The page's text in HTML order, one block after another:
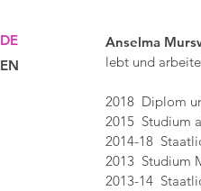
Anselma
lebt und
2018 Diplom
2015 Studium
2014-18
2013 Studium
2013-14
DE
EN